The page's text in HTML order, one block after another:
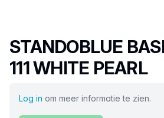
Productnaam
STANDOBLUE
111 WHITE PEARL
Log in om meer informatie te zien.